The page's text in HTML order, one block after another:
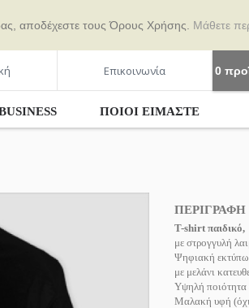
αποδέχεστε τους Όρους Χρήσης. Μάθετε
Επικοινωνία 0
ΠΟΙΟΙ ΕΊΜΑΣΤΕ
ΠΕΡΙΓΡΑΦΗ
T-shirt παιδικό,
με στρογγυλή
Ψηφιακή
με μελάνι
Υψηλή
Μαλακή υφή